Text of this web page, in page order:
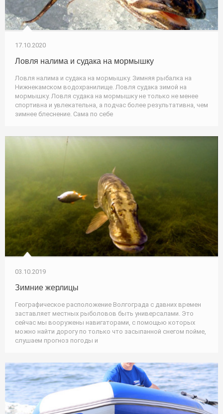
17.10.2020
Ловля налима и судака на мормышку
Ловля налима и судака на мормышку. Зимняя рыбалка на
Нижнекамском водохранилище. Ловля судака зимой на
мормышку. Ловля судака на мормышку не только не менее
спортивна и увлекательна, а подчас более результативна, чем
зимнее блеснение. Сама по себе
03.10.2019
Зимние жерлицы
Географическое расположение Волгограда с давних времен
заставляет местных рыболовов быть универсалами. Это
сейчас мы вооружены навигаторами, с помощью которых
можно найти дорогу по только что засыпанной снегом пойме,
слушаем прогноз погоды и